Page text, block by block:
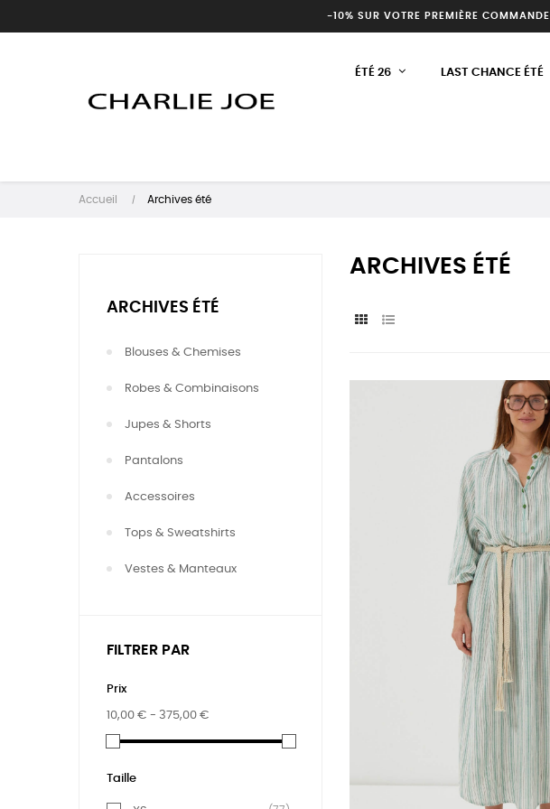
-10% SUR VOTRE PREMIÈRE COMMANDE
ÉTÉ 26 LAST CHANCE ÉTÉ
Accueil Archives été
ARCHIVES ÉTÉ
Blouses & Chemises
Robes & Combinaisons
Jupes & Shorts
Pantalons
Accessoires
Tops & Sweatshirts
Vestes & Manteaux
FILTRER PAR
Prix
10,00 € - 375,00 €
Taille
ARCHIVES ÉTÉ